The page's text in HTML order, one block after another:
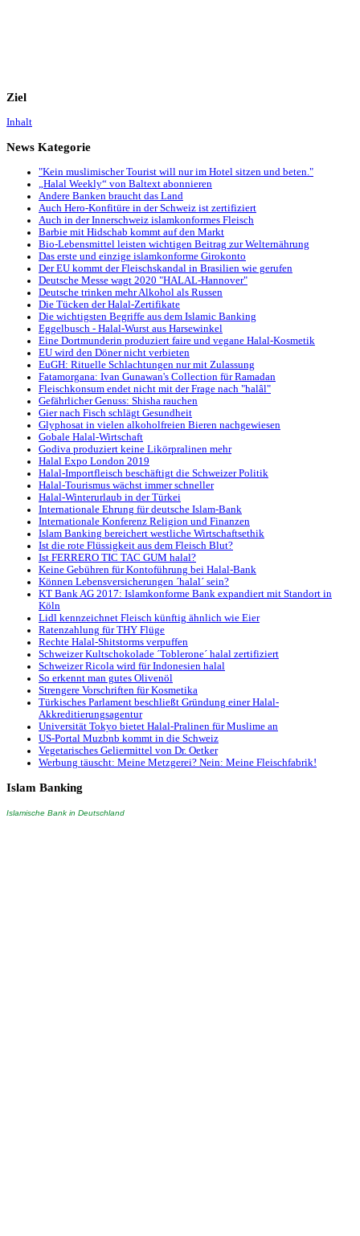
Ziel
Inhalt
News Kategorie
"Kein muslimischer Tourist will nur im Hotel sitzen und beten."
„Halal Weekly“ von Baltext abonnieren
Andere Banken braucht das Land
Auch Hero-Konfitüre in der Schweiz ist zertifiziert
Auch in der Innerschweiz islamkonformes Fleisch
Barbie mit Hidschab kommt auf den Markt
Bio-Lebensmittel leisten wichtigen Beitrag zur Welternährung
Das erste und einzige islamkonforme Girokonto
Der EU kommt der Fleischskandal in Brasilien wie gerufen
Deutsche Messe wagt 2020 "HALAL-Hannover"
Deutsche trinken mehr Alkohol als Russen
Die Tücken der Halal-Zertifikate
Die wichtigsten Begriffe aus dem Islamic Banking
Eggelbusch - Halal-Wurst aus Harsewinkel
Eine Dortmunderin produziert faire und vegane Halal-Kosmetik
EU wird den Döner nicht verbieten
EuGH: Rituelle Schlachtungen nur mit Zulassung
Fatamorgana: Ivan Gunawan's Collection für Ramadan
Fleischkonsum endet nicht mit der Frage nach "halâl"
Gefährlicher Genuss: Shisha rauchen
Gier nach Fisch schlägt Gesundheit
Glyphosat in vielen alkoholfreien Bieren nachgewiesen
Gobale Halal-Wirtschaft
Godiva produziert keine Likörpralinen mehr
Halal Expo London 2019
Halal-Importfleisch beschäftigt die Schweizer Politik
Halal-Tourismus wächst immer schneller
Halal-Winterurlaub in der Türkei
Internationale Ehrung für deutsche Islam-Bank
Internationale Konferenz Religion und Finanzen
Islam Banking bereichert westliche Wirtschaftsethik
Ist die rote Flüssigkeit aus dem Fleisch Blut?
Ist FERRERO TIC TAC GUM halal?
Keine Gebühren für Kontoführung bei Halal-Bank
Können Lebensversicherungen ´halal´ sein?
KT Bank AG 2017: Islamkonforme Bank expandiert mit Standort in
Köln
Lidl kennzeichnet Fleisch künftig ähnlich wie Eier
Ratenzahlung für THY Flüge
Rechte Halal-Shitstorms verpuffen
Schweizer Kultschokolade ´Toblerone´ halal zertifiziert
Schweizer Ricola wird für Indonesien halal
So erkennt man gutes Olivenöl
Strengere Vorschriften für Kosmetika
Türkisches Parlament beschließt Gründung einer Halal-
Akkreditierungsagentur
Universität Tokyo bietet Halal-Pralinen für Muslime an
US-Portal Muzbnb kommt in die Schweiz
Vegetarisches Geliermittel von Dr. Oetker
Werbung täuscht: Meine Metzgerei? Nein: Meine Fleischfabrik!
Islam Banking
Islamische Bank in Deutschland